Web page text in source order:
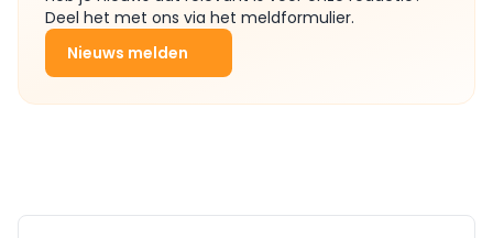
Deel het met ons via het meldformulier.
Nieuws melden